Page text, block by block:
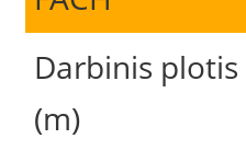
Darbinis plotis
(m)